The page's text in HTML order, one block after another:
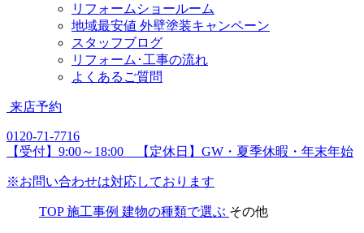
リフォームショールーム
地域最安値 外壁塗装キャンペーン
スタッフブログ
リフォーム･工事の流れ
よくあるご質問
来店予約
0120-71-7716
【受付】9:00～18:00 【定休日】GW・夏季休暇・年末年始
※お問い合わせは対応しております
TOP 施工事例 建物の種類で選ぶ その他